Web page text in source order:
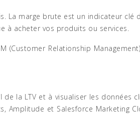
La marge brute est un indicateur clé
à acheter vos produits ou services.
Relationship
la LTV et à visualiser les données
Amplitude et Salesforce Marketing